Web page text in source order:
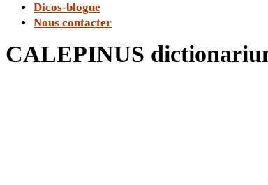
Dicos-blogue
Nous contacter
CALEPINUS